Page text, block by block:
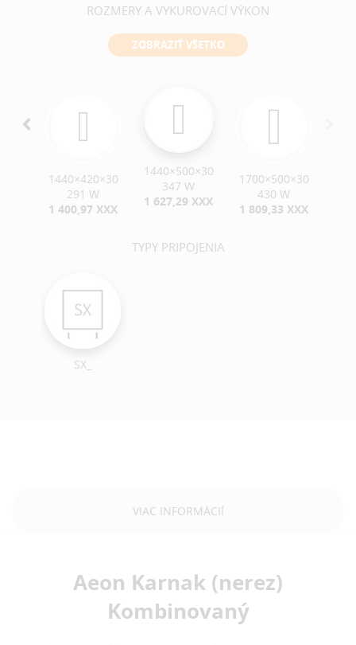
ROZMERY A VYKUROVACÍ VÝKON
ZOBRAZIŤ VŠETKO
1440×420×30
291 W
1 400,97 XXX
1440×500×30
347 W
1 627,29 XXX
1700×500×30
430 W
1 809,33 XXX
TYPY PRIPOJENIA
SX_
VIAC INFORMÁCIÍ
Aeon Karnak (nerez)
Kombinovaný